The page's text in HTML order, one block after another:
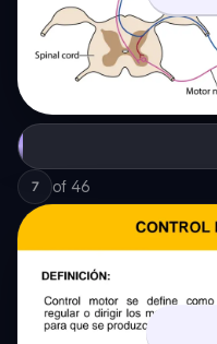
7 of 46